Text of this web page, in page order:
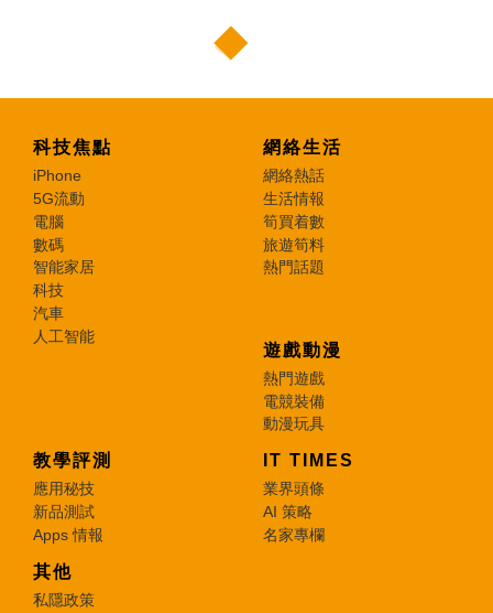
科技焦點
iPhone
5G流動
電腦
數碼
智能家居
科技
汽車
人工智能
網絡生活
網絡熱話
生活情報
筍買着數
旅遊筍料
熱門話題
遊戲動漫
熱門遊戲
電競裝備
動漫玩具
教學評測
應用秘技
新品測試
Apps 情報
IT TIMES
業界頭條
AI 策略
名家專欄
其他
私隱政策